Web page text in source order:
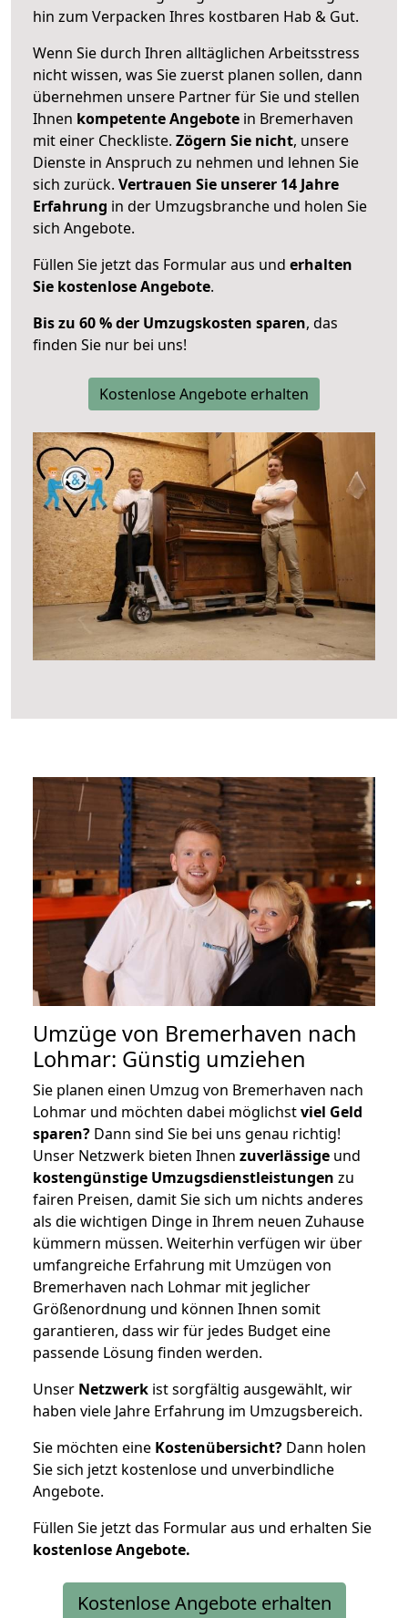
hin zum Verpacken Ihres kostbaren Hab & Gut.
Wenn Sie durch Ihren alltäglichen Arbeitsstress
nicht wissen, was Sie zuerst planen sollen, dann
übernehmen unsere Partner für Sie und stellen
Ihnen kompetente Angebote in Bremerhaven
mit einer Checkliste. Zögern Sie nicht, unsere
Dienste in Anspruch zu nehmen und lehnen Sie
sich zurück. Vertrauen Sie unserer 14 Jahre
Erfahrung in der Umzugsbranche und holen Sie
sich Angebote.
Füllen Sie jetzt das Formular aus und erhalten
Sie kostenlose Angebote.
Bis zu 60 % der Umzugskosten sparen, das
finden Sie nur bei uns!
Kostenlose Angebote erhalten
Umzüge von Bremerhaven nach
Lohmar: Günstig umziehen
Sie planen einen Umzug von Bremerhaven nach
Lohmar und möchten dabei möglichstviel Geld
sparen? Dann sind Sie bei uns genau richtig!
Unser Netzwerk bieten Ihnen zuverlässige und
kostengünstige Umzugsdienstleistungen zu
fairen Preisen, damit Sie sich um nichts anderes
als die wichtigen Dinge in Ihrem neuen Zuhause
kümmern müssen. Weiterhin verfügen wir über
umfangreiche Erfahrung mit Umzügen von
Bremerhaven nach Lohmar mit jeglicher
Größenordnung und können Ihnen somit
garantieren, dass wir für jedes Budget eine
passende Lösung finden werden.
Unser Netzwerk ist sorgfältig ausgewählt, wir
haben viele Jahre Erfahrung im Umzugsbereich.
Sie möchten eine Kostenübersicht? Dann holen
Sie sich jetzt kostenlose und unverbindliche
Angebote.
Füllen Sie jetzt das Formular aus und erhalten Sie
kostenloseAngebote.
Kostenlose Angebote erhalten